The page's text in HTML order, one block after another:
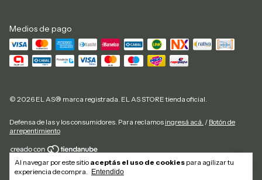
Al navegar por este sitio aceptás el uso de cookies para agilizar tu
experiencia de compra.
Entendido
Medios de pago
© 2026 EL AS® marca registrada. EL AS STORE tienda oficial.
Defensa de las y los consumidores. Para reclamos ingresá acá. / Botón de
arrepentimiento
Copyright El As Store - 20292884827 - 2026. Todos los derechos reservados.